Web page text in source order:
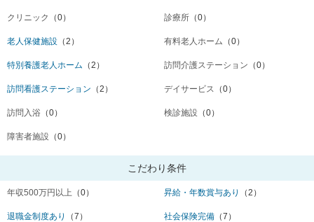
クリニック （0） 診療所 （0）
老人保健施設 （2） 有料老人ホーム （0）
特別養護老人ホーム （2） 訪問介護ステーション （0）
訪問看護ステーション （2） デイサービス （0）
訪問入浴 （0） 検診施設 （0）
障害者施設 （0）
こだわり条件
年収500万円以上 （0） 昇給・年数賞与あり （2）
退職金制度あり （7） 社会保険完備 （7）